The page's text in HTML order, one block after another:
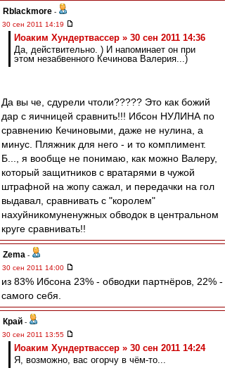
Rblackmore -
30 сен 2011 14:19
Иоаким Хундертвассер » 30 сен 2011 14:36
Да, действительно. ) И напоминает он при
этом незабвенного Кечинова Валерия...)
Да вы че, сдурели чтоли????? Это как божий
дар с яичницей сравнить!!! Ибсон НУЛИНА по
сравнению Кечиновыми, даже не нулина, а
минус. Пляжник для него - и то комплимент.
Б..., я вообще не понимаю, как можно Валеру,
который защитников с вратарями в чужой
штрафной на жопу сажал, и передачки на гол
выдавал, сравнивать с "королем"
нахуйникомуненужных обводок в центральном
круге сравнивать!!
Zema -
30 сен 2011 14:00
из 83% Ибсона 23% - обводки партнёров, 22% -
самого себя.
Край -
30 сен 2011 13:55
Иоаким Хундертвассер » 30 сен 2011 14:24
Я, возможно, вас огорчу в чём-то...